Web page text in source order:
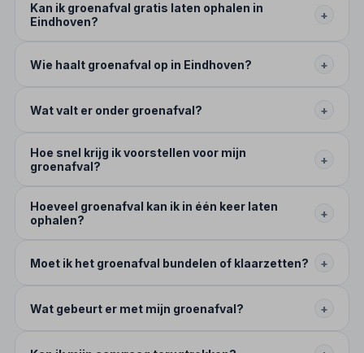
Kan ik groenafval gratis laten ophalen in
Eindhoven?
+
Wie haalt groenafval op in Eindhoven? +
Wat valt er onder groenafval? +
Hoe snel krijg ik voorstellen voor mijn
groenafval?
+
Hoeveel groenafval kan ik in één keer laten
ophalen?
+
Moet ik het groenafval bundelen of klaarzetten? +
Wat gebeurt er met mijn groenafval? +